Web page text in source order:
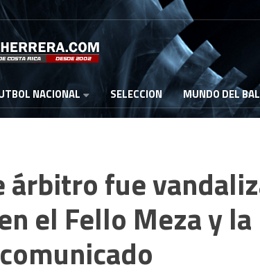
NACIONAL SELECCION MUNDO DEL
árbitro fue
el Fello Meza y